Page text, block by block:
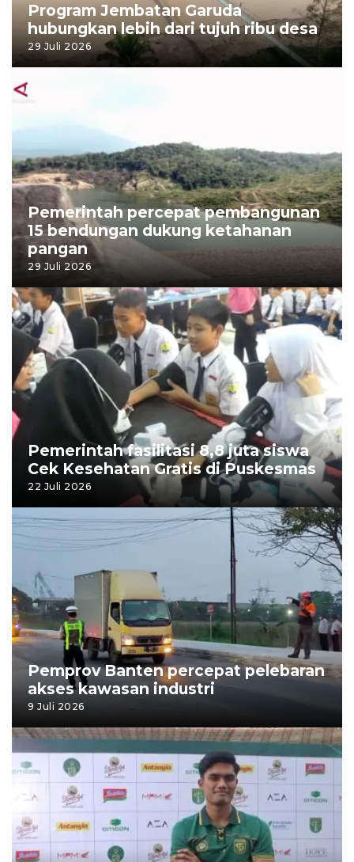
Program Jembatan Garuda
hubungkan lebih dari tujuh ribu desa
29 Juli 2026
Pemerintah percepat pembangunan
15 bendungan dukung ketahanan
pangan
29 Juli 2026
Pemerintah fasilitasi 8,8 juta siswa
Cek Kesehatan Gratis di Puskesmas
22 Juli 2026
Pemprov Banten percepat pelebaran
akses kawasan industri
9 Juli 2026